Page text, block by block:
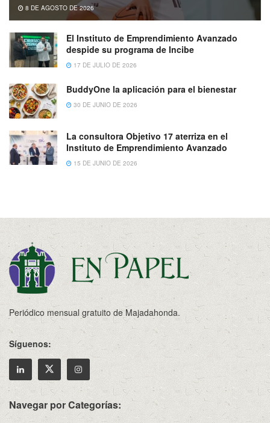
8 DE AGOSTO DE 2026
El Instituto de Emprendimiento Avanzado
despide su programa de Incibe
17 DE JULIO DE 2026
BuddyOne la aplicación para el bienestar
30 DE JUNIO DE 2026
La consultora Objetivo 17 aterriza en el
Instituto de Emprendimiento Avanzado
15 DE JUNIO DE 2026
Periódico mensual gratuito de Majadahonda.
Síguenos:
Navegar por Categorías: